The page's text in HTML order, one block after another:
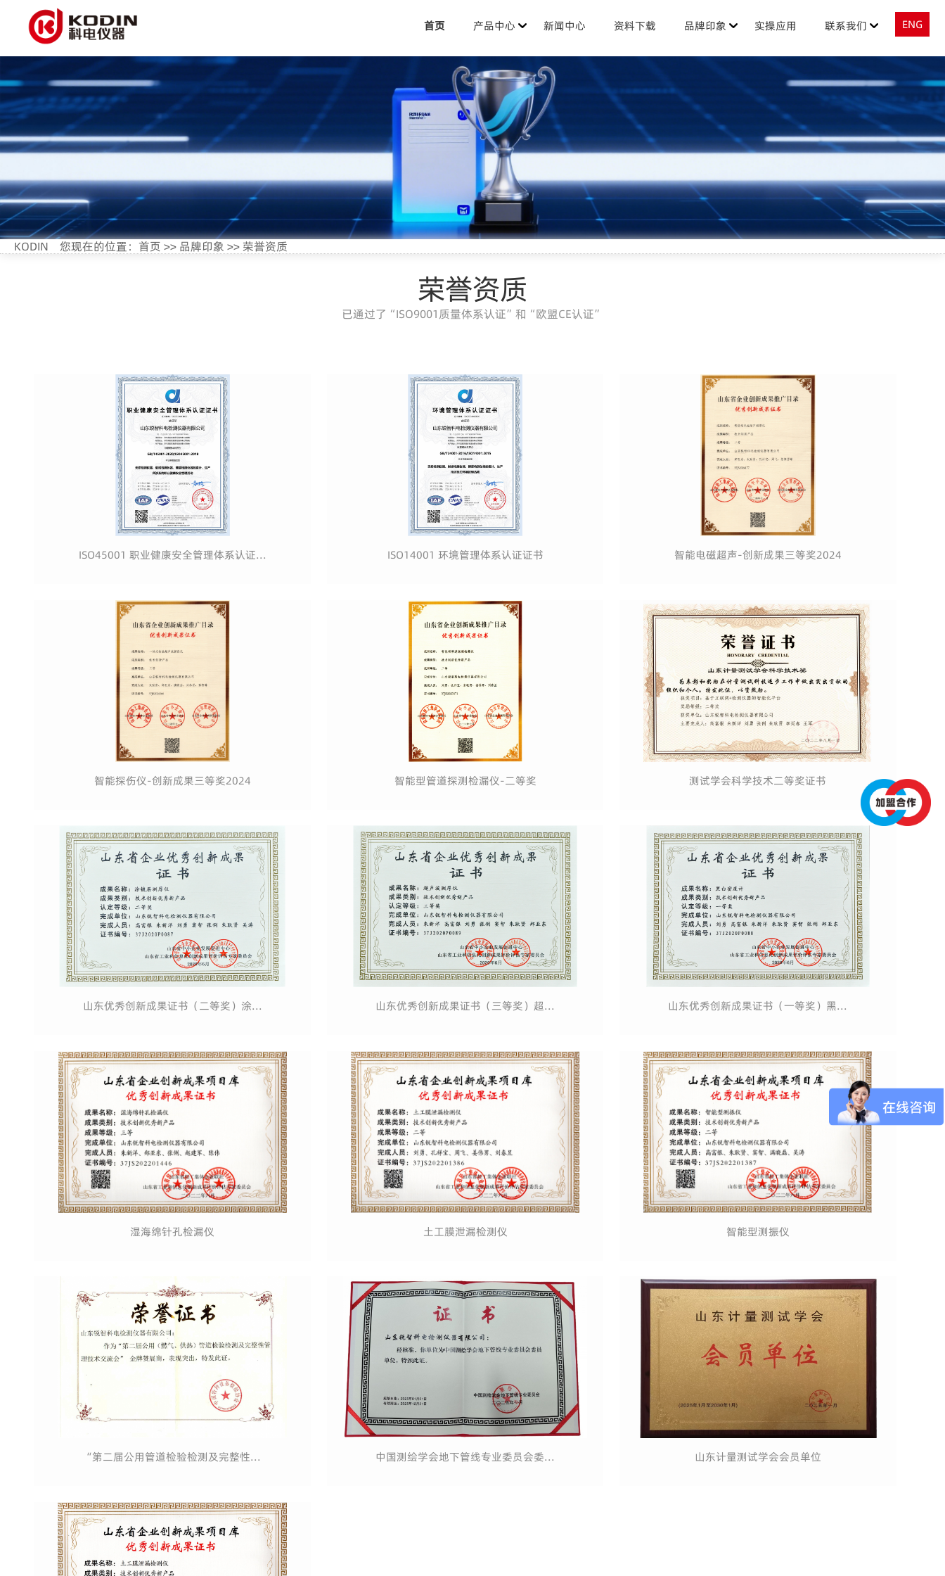
首页 产品中心 新闻中心 资料下载 品牌印象 实操应用 联系我们 ENG
KODIN 您现在的位置： 首页 >> 品牌印象 >> 荣誉资质
荣誉资质
已通过了“ISO9001质量体系认证”和“欧盟CE认证”
ISO45001 职业健康安全管理体系认证... ISO14001 环境管理体系认证证书 智能电磁超声-创新成果三等奖2024
智能探伤仪-创新成果三等奖2024 智能型管道探测检漏仪-二等奖 测试学会科学技术二等奖证书
山东优秀创新成果证书（二等奖）涂... 山东优秀创新成果证书（三等奖）超... 山东优秀创新成果证书（一等奖）黑...
湿海绵针孔检漏仪 土工膜泄漏检测仪 智能型测振仪
“第二届公用管道检验检测及完整性... 中国测绘学会地下管线专业委员会委... 山东计量测试学会会员单位